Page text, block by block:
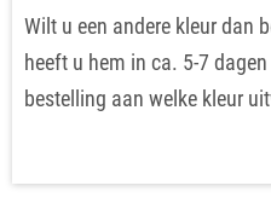
Wilt u een andere kleur dan
heeft u hem in ca. 5-7
bestelling aan welke kleur